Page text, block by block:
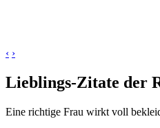
‹ ›
Lieblings-Zitate der
Eine richtige Frau wirkt voll